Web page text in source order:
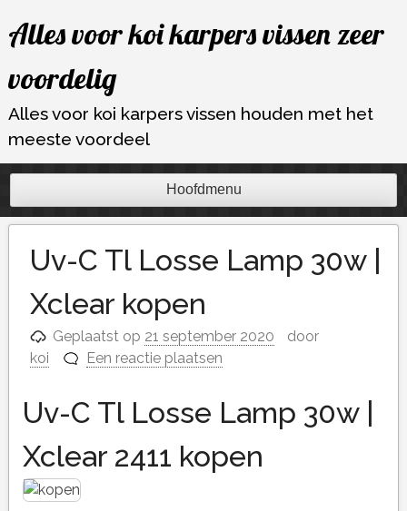
naar
inhoud
Alles voor koi karpers vissen zeer
voordelig
Alles voor koi karpers vissen houden met het
meeste voordeel
Hoofdmenu
Uv-C Tl Losse Lamp 30w |
Xclear kopen
Geplaatst op 21 september 2020
door
koi
Een reactie plaatsen
Uv-C Tl Losse Lamp 30w |
Xclear 2411 kopen